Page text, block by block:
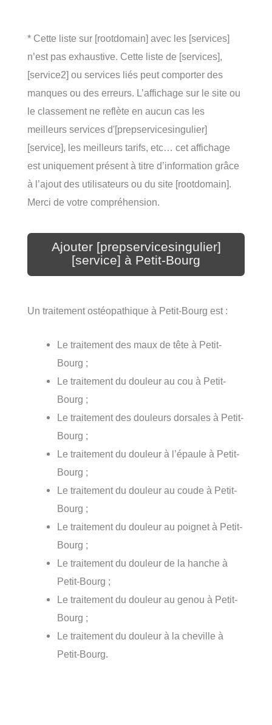
* Cette liste sur [rootdomain] avec les [services]
n’est pas exhaustive. Cette liste de [services],
[service2] ou services liés peut comporter des
manques ou des erreurs. L’affichage sur le site ou
le classement ne reflète en aucun cas les
meilleurs services d'[prepservicesingulier]
[service], les meilleurs tarifs, etc… cet affichage
est uniquement présent à titre d’information grâce
à l’ajout des utilisateurs ou du site [rootdomain].
Merci de votre compréhension.
Ajouter [prepservicesingulier]
[service] à Petit-Bourg
Un traitement ostéopathique à Petit-Bourg est :
Le traitement des maux de tête à Petit-
Bourg ;
Le traitement du douleur au cou à Petit-
Bourg ;
Le traitement des douleurs dorsales à Petit-
Bourg ;
Le traitement du douleur à l’épaule à Petit-
Bourg ;
Le traitement du douleur au coude à Petit-
Bourg ;
Le traitement du douleur au poignet à Petit-
Bourg ;
Le traitement du douleur de la hanche à
Petit-Bourg ;
Le traitement du douleur au genou à Petit-
Bourg ;
Le traitement du douleur à la cheville à
Petit-Bourg.